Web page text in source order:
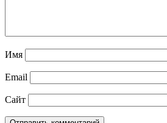
Имя
Email
Сайт